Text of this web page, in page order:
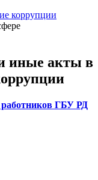
коррупции
иные акты в
работников ГБУ РД